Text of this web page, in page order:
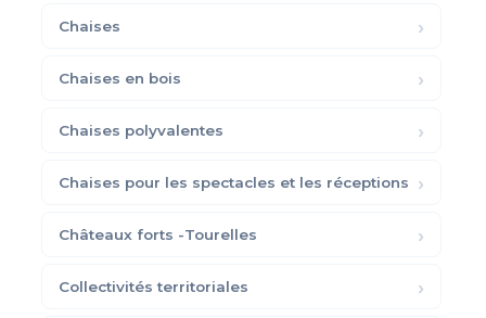
Chaises
Chaises en bois
Chaises polyvalentes
Chaises pour les spectacles et les réceptions
Châteaux forts -Tourelles
Collectivités territoriales